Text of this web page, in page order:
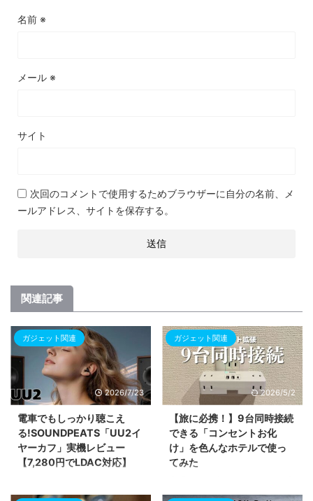
名前 ※
メール ※
サイト
次回のコメントで使用するためブラウザーに自分の名前、メ
ールアドレス、サイトを保存する。
関連記事
ガジェット関連
2026/7/23
電車でもしっかり聴こえ
る!SOUNDPEATS「UU2イ
ヤーカフ」実機レビュー
【7,280円でLDAC対応】
(POP Clip2)を実機レビュー。片
ガジェット関連
2026/5/2
【旅に必携！】9台同時接続
できる「コンセントお化
け」を色んなホテルで使っ
てみた
けて、サンワダイレクトのモバイ